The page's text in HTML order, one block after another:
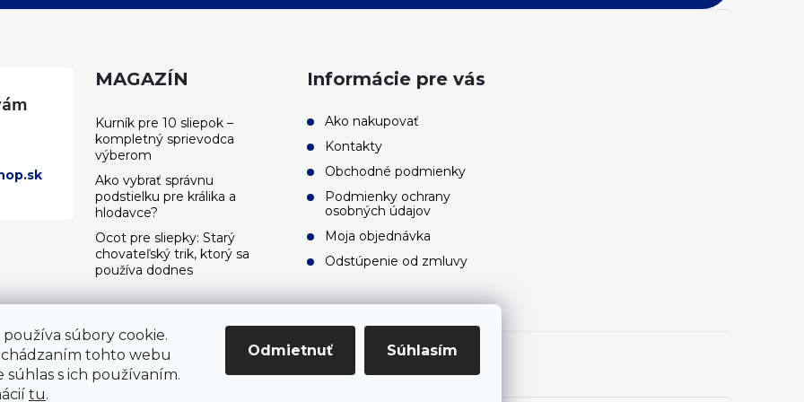
súbory cookie.
tohto webu
s ich používaním.
tu.
Odmietnuť Súhlasím
MAGAZÍN
Kurník pre 10 sliepok –
kompletný sprievodca
výberom
Ako vybrať správnu
podstielku pre králika a
hlodavce?
Ocot pre sliepky: Starý
chovateľský trik, ktorý sa
používa dodnes
Informácie pre vás
Ako nakupovať
Kontakty
Obchodné podmienky
Podmienky ochrany
osobných údajov
Moja objednávka
Odstúpenie od zmluvy